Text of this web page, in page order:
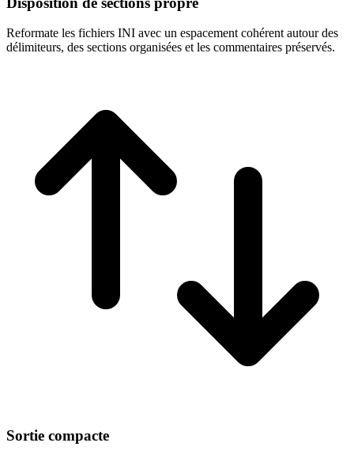
Reformate les fichiers INI avec un espacement cohérent autour des
délimiteurs, des sections organisées et les commentaires préservés.
Sortie compacte